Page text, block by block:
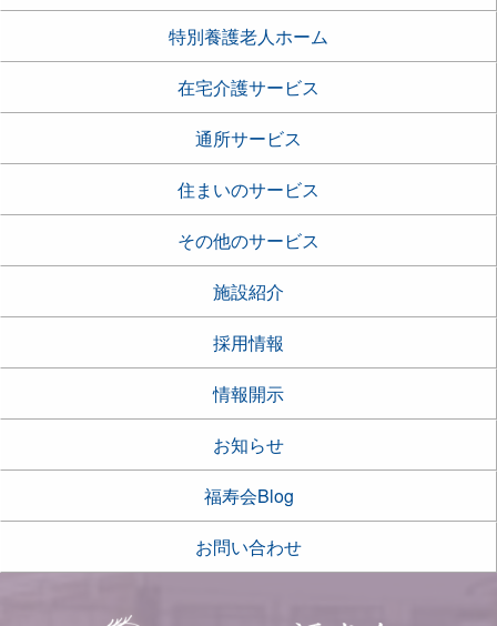
特別養護老人ホーム
在宅介護サービス
通所サービス
住まいのサービス
その他のサービス
施設紹介
採用情報
情報開示
お知らせ
福寿会Blog
お問い合わせ